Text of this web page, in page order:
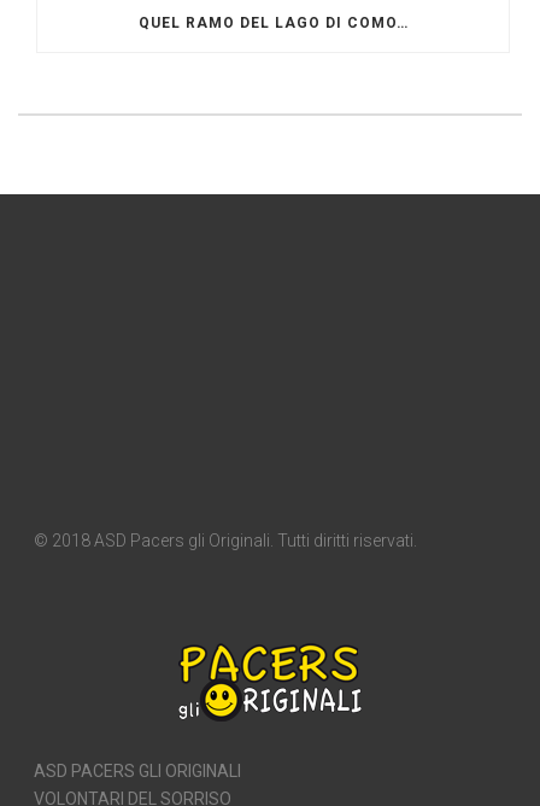
QUEL RAMO DEL LAGO DI COMO…
© 2018 ASD Pacers gli Originali. Tutti diritti riservati.
ASD PACERS GLI ORIGINALI
VOLONTARI DEL SORRISO